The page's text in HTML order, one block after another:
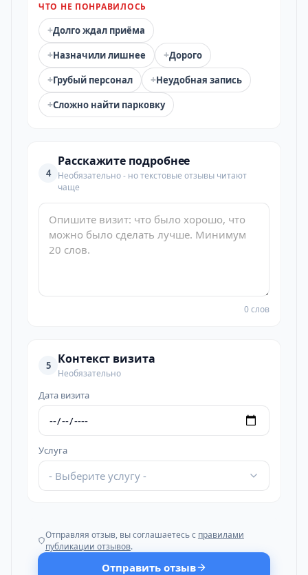
ЧТО НЕ ПОНРАВИЛОСЬ
+Долго ждал приёма
+Назначили лишнее +Дорого
+Грубый персонал +Неудобная запись
+Сложно найти парковку
4
Расскажите подробнее
Необязательно - но текстовые отзывы читают
чаще
0 слов
5 Контекст визита
Необязательно
Дата визита
Услуга
- Выберите услугу -
Отправляя отзыв, вы соглашаетесь с правилами
публикации отзывов.
Отправить отзыв